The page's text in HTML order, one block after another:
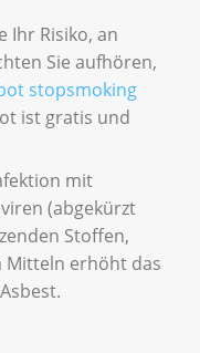
Ihr Risiko, an
Sie aufhören,
stopsmoking
ist gratis und
mit
(abgekürzt
Stoffen,
Mitteln erhöht das